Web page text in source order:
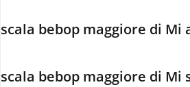
scala bebop maggiore di Mi
scala bebop maggiore di Mi